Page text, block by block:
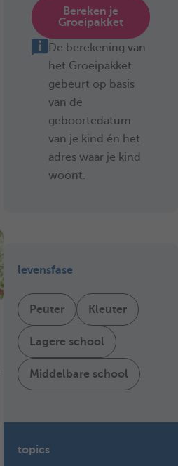
Bereken je
Groeipakket
De berekening van
het Groeipakket
gebeurt op basis
van de
geboortedatum
van je kind én het
adres waar je kind
woont.
levensfase
Peuter Kleuter
Lagere school
Middelbare school
topics